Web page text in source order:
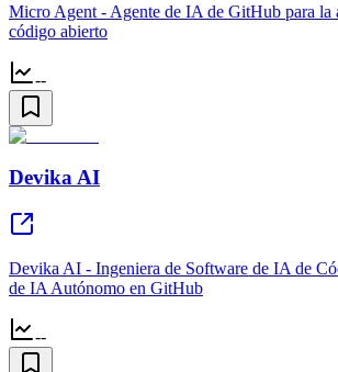
Micro Agent - Agente de IA de GitHub para la
código abierto
--
Devika AI
Devika AI - Ingeniera de Software de IA de
de IA Autónomo en GitHub
--